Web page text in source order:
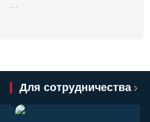
Для сотрудничества